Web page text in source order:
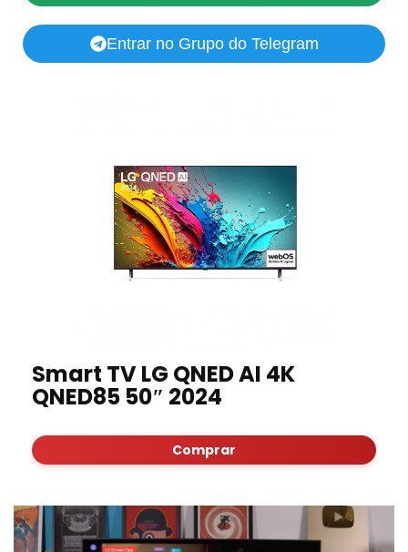
Entrar no Grupo do Telegram
Smart TV LG QNED AI 4K
QNED85 50″ 2024
Comprar